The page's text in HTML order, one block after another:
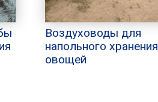
Воздуховоды для
напольного хранения
овощей